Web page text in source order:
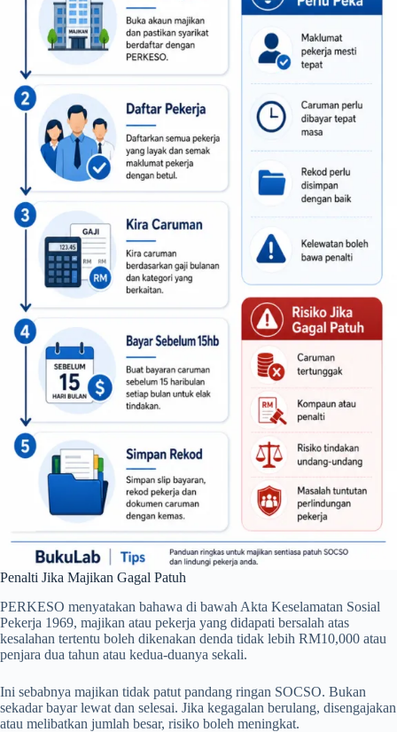
Penalti Jika Majikan Gagal Patuh
PERKESO menyatakan bahawa di bawah Akta Keselamatan Sosial
Pekerja 1969, majikan atau pekerja yang didapati bersalah atas
kesalahan tertentu boleh dikenakan denda tidak lebih RM10,000 atau
penjara dua tahun atau kedua-duanya sekali.
Ini sebabnya majikan tidak patut pandang ringan SOCSO. Bukan
sekadar bayar lewat dan selesai. Jika kegagalan berulang, disengajakan
atau melibatkan jumlah besar, risiko boleh meningkat.